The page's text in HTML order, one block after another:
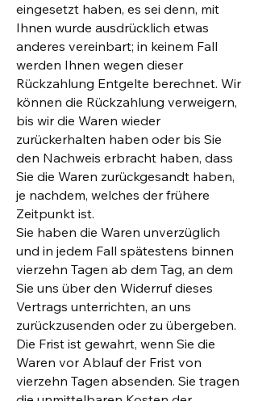
eingesetzt haben, es sei denn, mit
Ihnen wurde ausdrücklich etwas
anderes vereinbart; in keinem Fall
werden Ihnen wegen dieser
Rückzahlung Entgelte berechnet. Wir
können die Rückzahlung verweigern,
bis wir die Waren wieder
zurückerhalten haben oder bis Sie
den Nachweis erbracht haben, dass
Sie die Waren zurückgesandt haben,
je nachdem, welches der frühere
Zeitpunkt ist.
Sie haben die Waren unverzüglich
und in jedem Fall spätestens binnen
vierzehn Tagen ab dem Tag, an dem
Sie uns über den Widerruf dieses
Vertrags unterrichten, an uns
zurückzusenden oder zu übergeben.
Die Frist ist gewahrt, wenn Sie die
Waren vor Ablauf der Frist von
vierzehn Tagen absenden. Sie tragen